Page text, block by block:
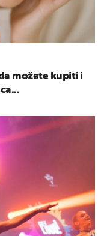
možete kupiti i